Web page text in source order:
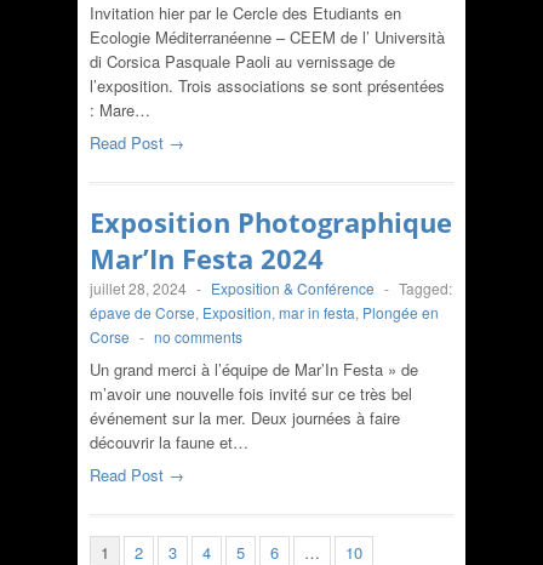
Invitation hier par le Cercle des Etudiants en
Ecologie Méditerranéenne – CEEM de l’ Università
di Corsica Pasquale Paoli au vernissage de
l’exposition. Trois associations se sont présentées
: Mare…
Read Post →
Exposition Photographique
Mar’In Festa 2024
juillet 28, 2024 - Exposition & Conférence - Tagged:
épave de Corse, Exposition, mar in festa, Plongée en
Corse - no comments
Un grand merci à l’équipe de Mar’In Festa » de
m’avoir une nouvelle fois invité sur ce très bel
événement sur la mer. Deux journées à faire
découvrir la faune et…
Read Post →
1 2 3 4 5 6 …
10